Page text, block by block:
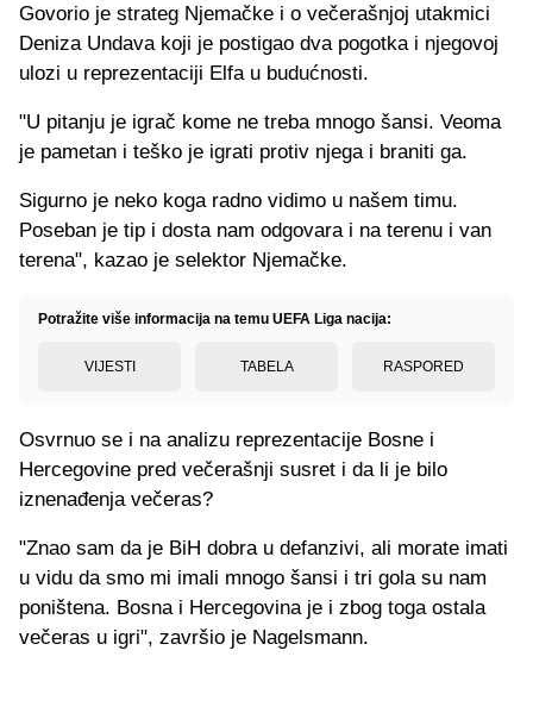
Govorio je strateg Njemačke i o večerašnjoj utakmici
Deniza Undava koji je postigao dva pogotka i njegovoj
ulozi u reprezentaciji Elfa u budućnosti.
"U pitanju je igrač kome ne treba mnogo šansi. Veoma
je pametan i teško je igrati protiv njega i braniti ga.
Sigurno je neko koga radno vidimo u našem timu.
Poseban je tip i dosta nam odgovara i na terenu i van
terena", kazao je selektor Njemačke.
Potražite više informacija na temu UEFA Liga nacija:
VIJESTI TABELA RASPORED
Osvrnuo se i na analizu reprezentacije Bosne i
Hercegovine pred večerašnji susret i da li je bilo
iznenađenja večeras?
"Znao sam da je BiH dobra u defanzivi, ali morate imati
u vidu da smo mi imali mnogo šansi i tri gola su nam
poništena. Bosna i Hercegovina je i zbog toga ostala
večeras u igri", završio je Nagelsmann.